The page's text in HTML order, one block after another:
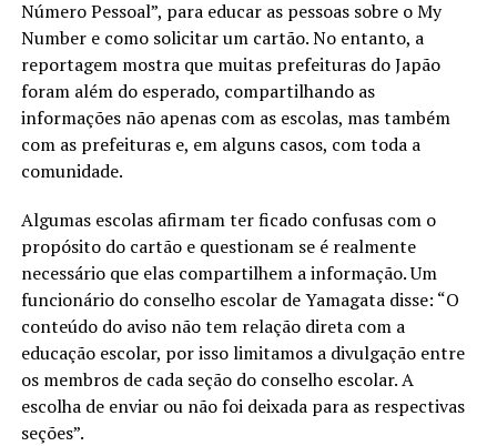
Número Pessoal”, para educar as pessoas sobre o My
Number e como solicitar um cartão. No entanto, a
reportagem mostra que muitas prefeituras do Japão
foram além do esperado, compartilhando as
informações não apenas com as escolas, mas também
com as prefeituras e, em alguns casos, com toda a
comunidade.
Algumas escolas afirmam ter ficado confusas com o
propósito do cartão e questionam se é realmente
necessário que elas compartilhem a informação. Um
funcionário do conselho escolar de Yamagata disse: “O
conteúdo do aviso não tem relação direta com a
educação escolar, por isso limitamos a divulgação entre
os membros de cada seção do conselho escolar. A
escolha de enviar ou não foi deixada para as respectivas
seções”.